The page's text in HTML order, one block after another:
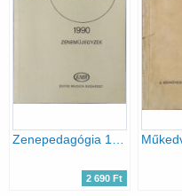
Zenepedagógia 1990 - Zeneműjegyzék (Zeneműkiadó / Editio Musica Budapest)
2 690 Ft